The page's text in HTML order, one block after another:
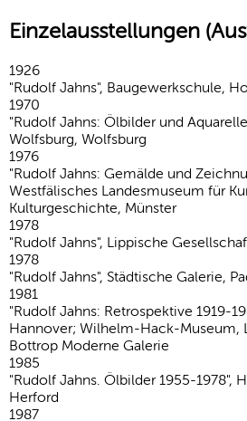
Einzelausstellungen
1926
"Rudolf Jahns", Baugewerkschule,
1970
"Rudolf Jahns: Ölbilder und
Wolfsburg, Wolfsburg
1976
"Rudolf Jahns: Gemälde und
Westfälisches Landesmuseum für
Kulturgeschichte, Münster
1978
"Rudolf Jahns", Lippische
1978
"Rudolf Jahns", Städtische Galerie,
1981
"Rudolf Jahns: Retrospektive 1919-
Hannover; Wilhelm-Hack-Museum,
Bottrop Moderne Galerie
1985
"Rudolf Jahns. Ölbilder 1955-1978",
Herford
1987